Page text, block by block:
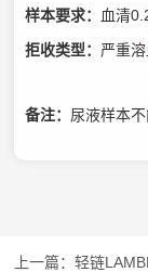
样本要求： 血清
拒收类型： 严重
备注： 尿液样本
轻链